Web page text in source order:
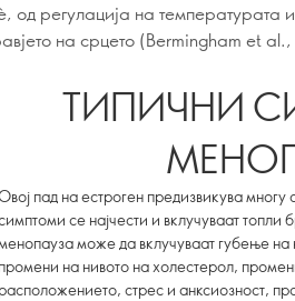
од регулација на температурата и
на срцето (Bermingham et al.,
ТИПИЧНИ
пад на естроген предизвикува
се најчести и вклучуваат
може да вклучуваат губење на
промени на нивото на холестерол,
расположението, стрес и анксиозност,